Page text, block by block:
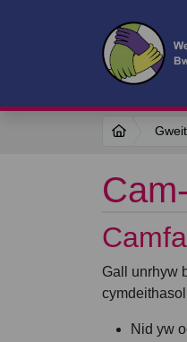
Gall unrhyw
Nid yw